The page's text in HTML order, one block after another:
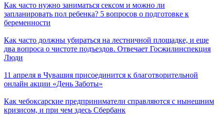
Как часто нужно заниматься сексом и можно ли
запланировать пол ребенка? 5 вопросов о подготовке к
беременности
Как часто должны убираться на лестничной площадке, и еще
два вопроса о чистоте подъездов. Отвечает Госжилинспекция
Люди
11 апреля в Чувашия присоединится к благотворительной
онлайн акции «День Заботы»
Как чебоксарские предприниматели справляются с нынешним
кризисом, и при чем здесь Сбербанк